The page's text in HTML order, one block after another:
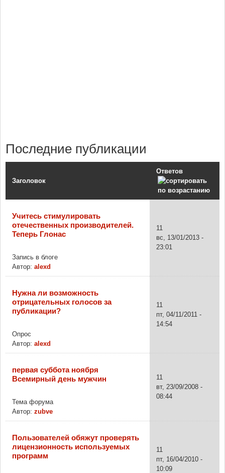
Последние публикации
Заголовок
Ответов
Учитесь стимулировать
отечественных производителей.
Теперь Глонас
Запись в блоге
Автор: alexd
11
вс, 13/01/2013 -
23:01
Нужна ли возможность
отрицательных голосов за
публикации?
Опрос
Автор: alexd
11
пт, 04/11/2011 -
14:54
первая суббота ноября
Всемирный день мужчин
Тема форума
Автор: zubve
11
вт, 23/09/2008 -
08:44
Пользователей обяжут проверять
лицензионность используемых
программ
11
пт, 16/04/2010 -
10:09